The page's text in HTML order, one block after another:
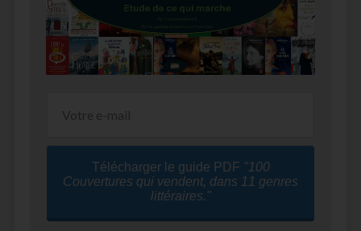
Télécharger le guide PDF "100
Couvertures qui vendent, dans 11 genres
littéraires."